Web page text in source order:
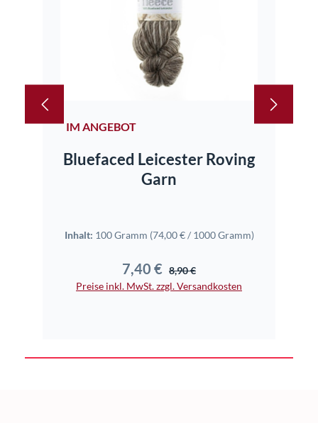
IM ANGEBOT
Bluefaced Leicester Roving
Garn
Inhalt: 100 Gramm (74,00 € / 1000 Gramm)
Verkaufspreis:
7,40 € Regulärer Preis:
8,90 €
Preise inkl. MwSt. zzgl. Versandkosten